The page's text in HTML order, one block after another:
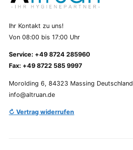
Ihr Kontakt zu uns!
Von 08:00 bis 17:00 Uhr
Service: +49 8724 285960
Fax: +49 8722 585 9997
Morolding 6, 84323 Massing Deutschland
info@altruan.de
↻ Vertrag widerrufen